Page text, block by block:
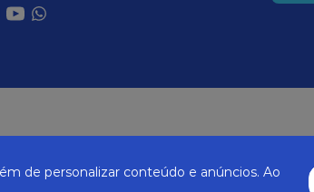
de personalizar conteúdo e anúncios. Ao